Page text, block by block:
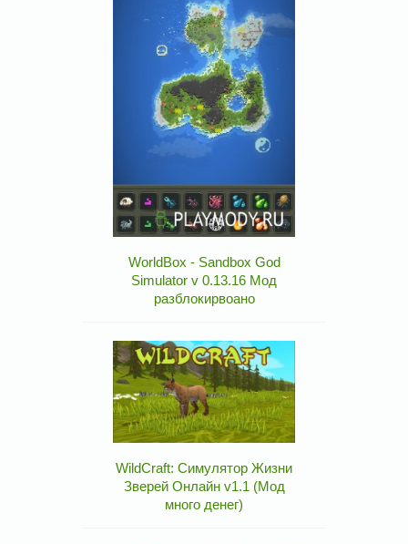
WorldBox - Sandbox God
Simulator v 0.13.16 Мод
разблокирвоано
WildCraft: Симулятор Жизни
Зверей Онлайн v1.1 (Мод
много денег)